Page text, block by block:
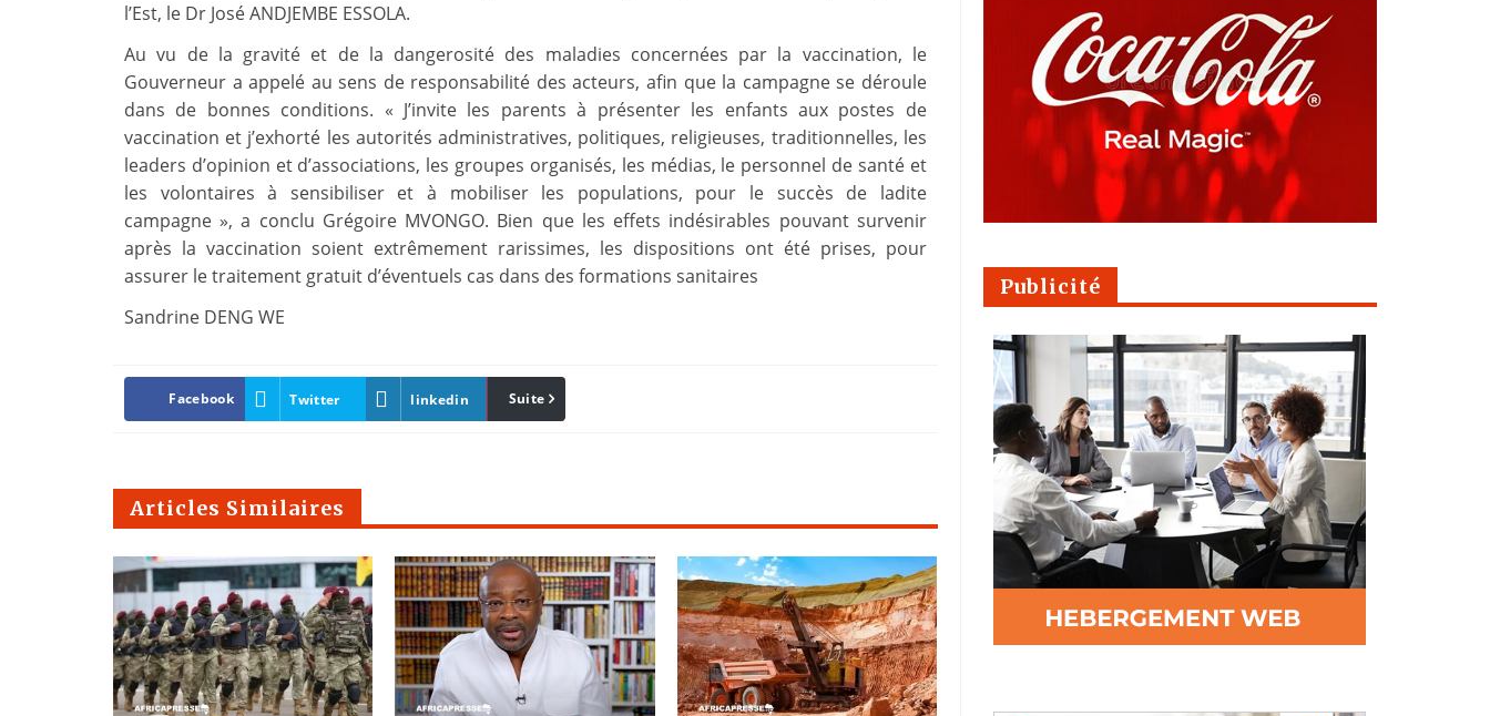
l’Est, le Dr José ANDJEMBE ESSOLA.
Au vu de la gravité et de la dangerosité des maladies concernées par la vaccination, le
Gouverneur a appelé au sens de responsabilité des acteurs, afin que la campagne se déroule
dans de bonnes conditions. « J’invite les parents à présenter les enfants aux postes de
vaccination et j’exhorté les autorités administratives, politiques, religieuses, traditionnelles, les
leaders d’opinion et d’associations, les groupes organisés, les médias, le personnel de santé et
les volontaires à sensibiliser et à mobiliser les populations, pour le succès de ladite
campagne », a conclu Grégoire MVONGO. Bien que les effets indésirables pouvant survenir
après la vaccination soient extrêmement rarissimes, les dispositions ont été prises, pour
assurer le traitement gratuit d’éventuels cas dans des formations sanitaires
Sandrine DENG WE
Facebook Twitter linkedin Pinterest
Suite
Articles Similaires
Publicité